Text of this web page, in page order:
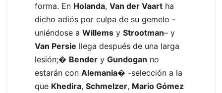
forma. En Holanda, Van der Vaart ha
dicho adiós por culpa de su gemelo -
uniéndose a Willems y Strootman– y
Van Persie llega después de una larga
lesión;� Bender y Gundogan no
estarán con Alemania� -selección a la
que Khedira, Schmelzer, Mario Gómez